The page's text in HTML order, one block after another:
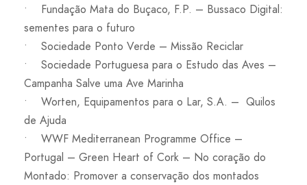
• Fundação Mata do Buçaco, F.P. – Bussaco Digital:
sementes para o futuro
• Sociedade Ponto Verde – Missão Reciclar
• Sociedade Portuguesa para o Estudo das Aves –
Campanha Salve uma Ave Marinha
• Worten, Equipamentos para o Lar, S.A. – Quilos
de Ajuda
• WWF Mediterranean Programme Office –
Portugal – Green Heart of Cork – No coração do
Montado: Promover a conservação dos montados